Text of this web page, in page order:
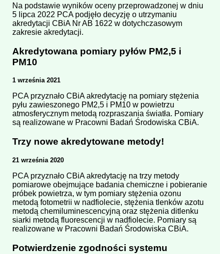
Na podstawie wyników oceny przeprowadzonej w dniu
5 lipca 2022 PCA podjęło decyzję o utrzymaniu
akredytacji CBiA Nr AB 1622 w dotychczasowym
zakresie akredytacji.
Akredytowana pomiary pyłów PM2,5 i
PM10
1 września 2021
PCA przyznało CBiA akredytację na pomiary stężenia
pyłu zawieszonego PM2,5 i PM10 w powietrzu
atmosferycznym metodą rozpraszania światła. Pomiary
są realizowane w Pracowni Badań Środowiska CBiA.
Trzy nowe akredytowane metody!
21 września 2020
PCA przyznało CBiA akredytację na trzy metody
pomiarowe obejmujące badania chemiczne i pobieranie
próbek powietrza, w tym pomiary stężenia ozonu
metodą fotometrii w nadfiolecie, stężenia tlenków azotu
metodą chemiluminescencyjną oraz stężenia ditlenku
siarki metodą fluorescencji w nadfiolecie. Pomiary są
realizowane w Pracowni Badań Środowiska CBiA.
Potwierdzenie zgodności systemu